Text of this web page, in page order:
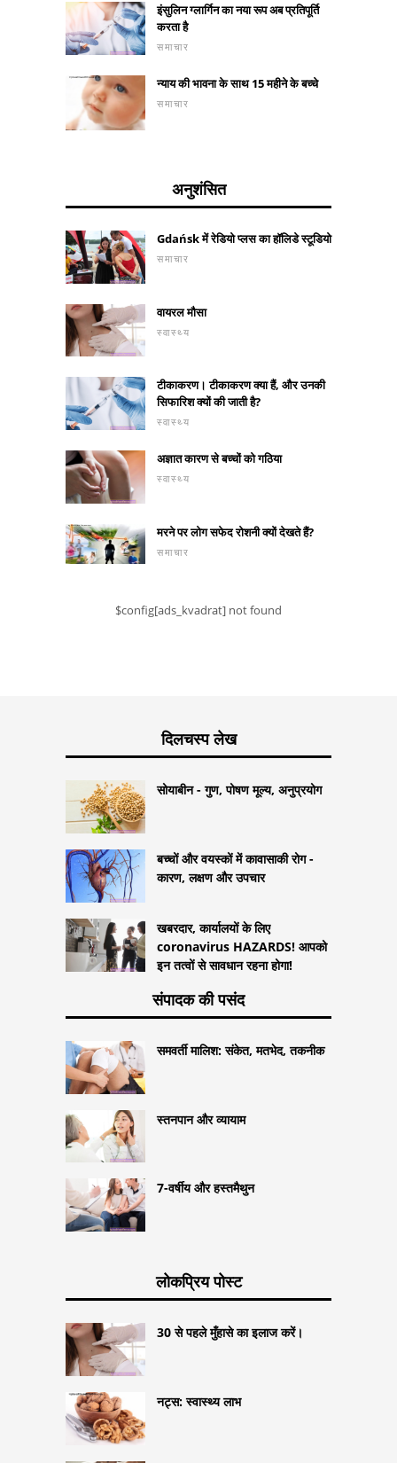
इंसुलिन ग्लार्गिन का नया रूप अब प्रतिपूर्ति
करता है
समाचार
न्याय की भावना के साथ 15 महीने के बच्चे
समाचार
अनुशंसित
Gdańsk में रेडियो प्लस का हॉलिडे स्टूडियो
समाचार
वायरल मौसा
स्वास्थ्य
टीकाकरण। टीकाकरण क्या हैं, और उनकी
सिफारिश क्यों की जाती है?
स्वास्थ्य
अज्ञात कारण से बच्चों को गठिया
स्वास्थ्य
मरने पर लोग सफेद रोशनी क्यों देखते हैं?
समाचार
$config[ads_kvadrat] not found
दिलचस्प लेख
सोयाबीन - गुण, पोषण मूल्य, अनुप्रयोग
बच्चों और वयस्कों में कावासाकी रोग -
कारण, लक्षण और उपचार
खबरदार, कार्यालयों के लिए
coronavirus HAZARDS! आपको
इन तत्वों से सावधान रहना होगा!
संपादक की पसंद
समवर्ती मालिश: संकेत, मतभेद, तकनीक
स्तनपान और व्यायाम
7-वर्षीय और हस्तमैथुन
लोकप्रिय पोस्ट
30 से पहले मुँहासे का इलाज करें।
नट्स: स्वास्थ्य लाभ